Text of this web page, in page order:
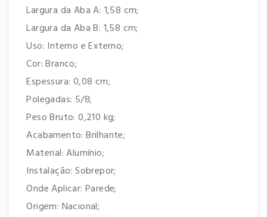
Largura da Aba A: 1,58 cm;
Largura da Aba B: 1,58 cm;
Uso: Interno e Externo;
Cor: Branco;
Espessura: 0,08 cm;
Polegadas: 5/8;
Peso Bruto: 0,210 kg;
Acabamento: Brilhante;
Material: Alumínio;
Instalação: Sobrepor;
Onde Aplicar: Parede;
Origem: Nacional;